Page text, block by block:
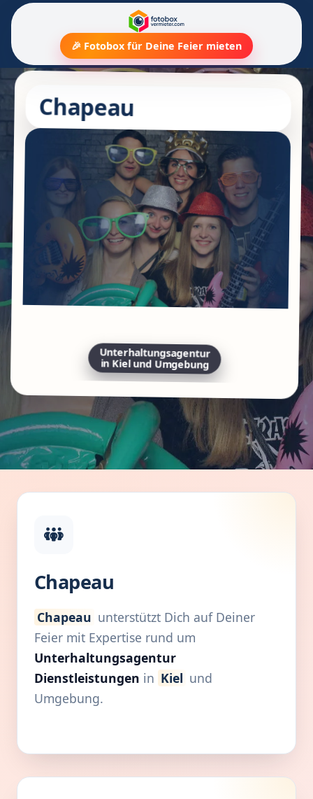
🎉 Fotobox für Deine Feier mieten
Chapeau
Unterhaltungsagentur
in Kiel und Umgebung
Chapeau
Chapeau unterstützt Dich auf Deiner
Feier mit Expertise rund um
Unterhaltungsagentur
Dienstleistungen in Kiel und
Umgebung.